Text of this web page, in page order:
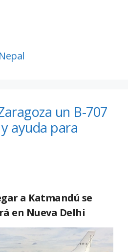
Nepal
un B-707
ayuda para
a Katmandú se
en Nueva Delhi